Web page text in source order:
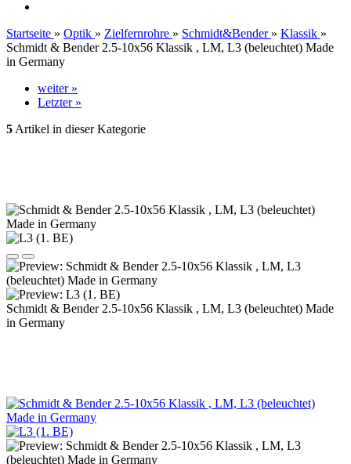
Startseite » Optik » Zielfernrohre » Schmidt&Bender » Klassik »
Schmidt & Bender 2.5-10x56 Klassik , LM, L3 (beleuchtet) Made
in Germany
weiter »
Letzter »
5 Artikel in dieser Kategorie
Schmidt & Bender 2.5-10x56 Klassik , LM, L3 (beleuchtet) Made
in Germany